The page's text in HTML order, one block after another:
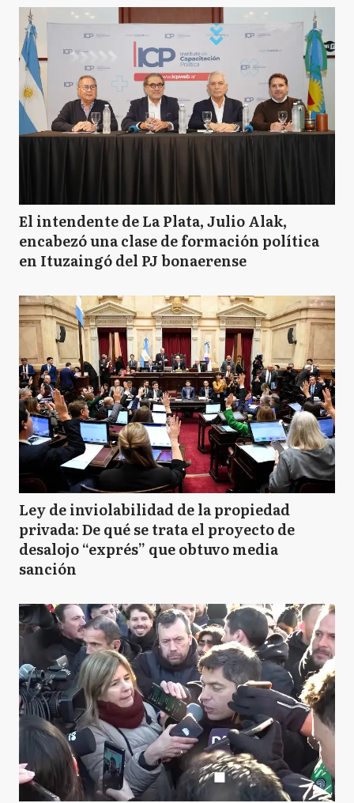
El intendente de La Plata, Julio Alak,
encabezó una clase de formación política
en Ituzaingó del PJ bonaerense
Ley de inviolabilidad de la propiedad
privada: De qué se trata el proyecto de
desalojo “exprés” que obtuvo media
sanción